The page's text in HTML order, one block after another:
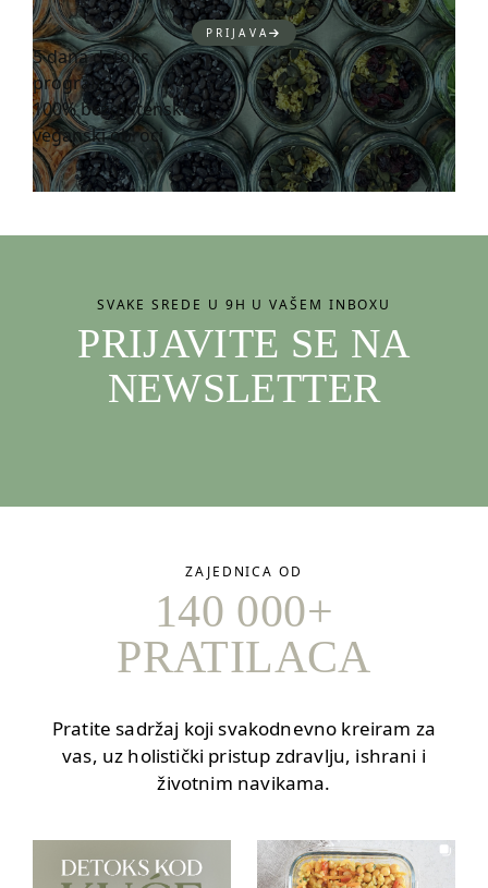
PRIJAVA
5 dana detoks
program
100% bezglutenski i
veganski obroci
SVAKE SREDE U 9H U VAŠEM INBOXU
PRIJAVITE SE NA
NEWSLETTER
ZAJEDNICA OD
140 000+
PRATILACA
Pratite sadržaj koji svakodnevno kreiram za
vas, uz holistički pristup zdravlju, ishrani i
životnim navikama.